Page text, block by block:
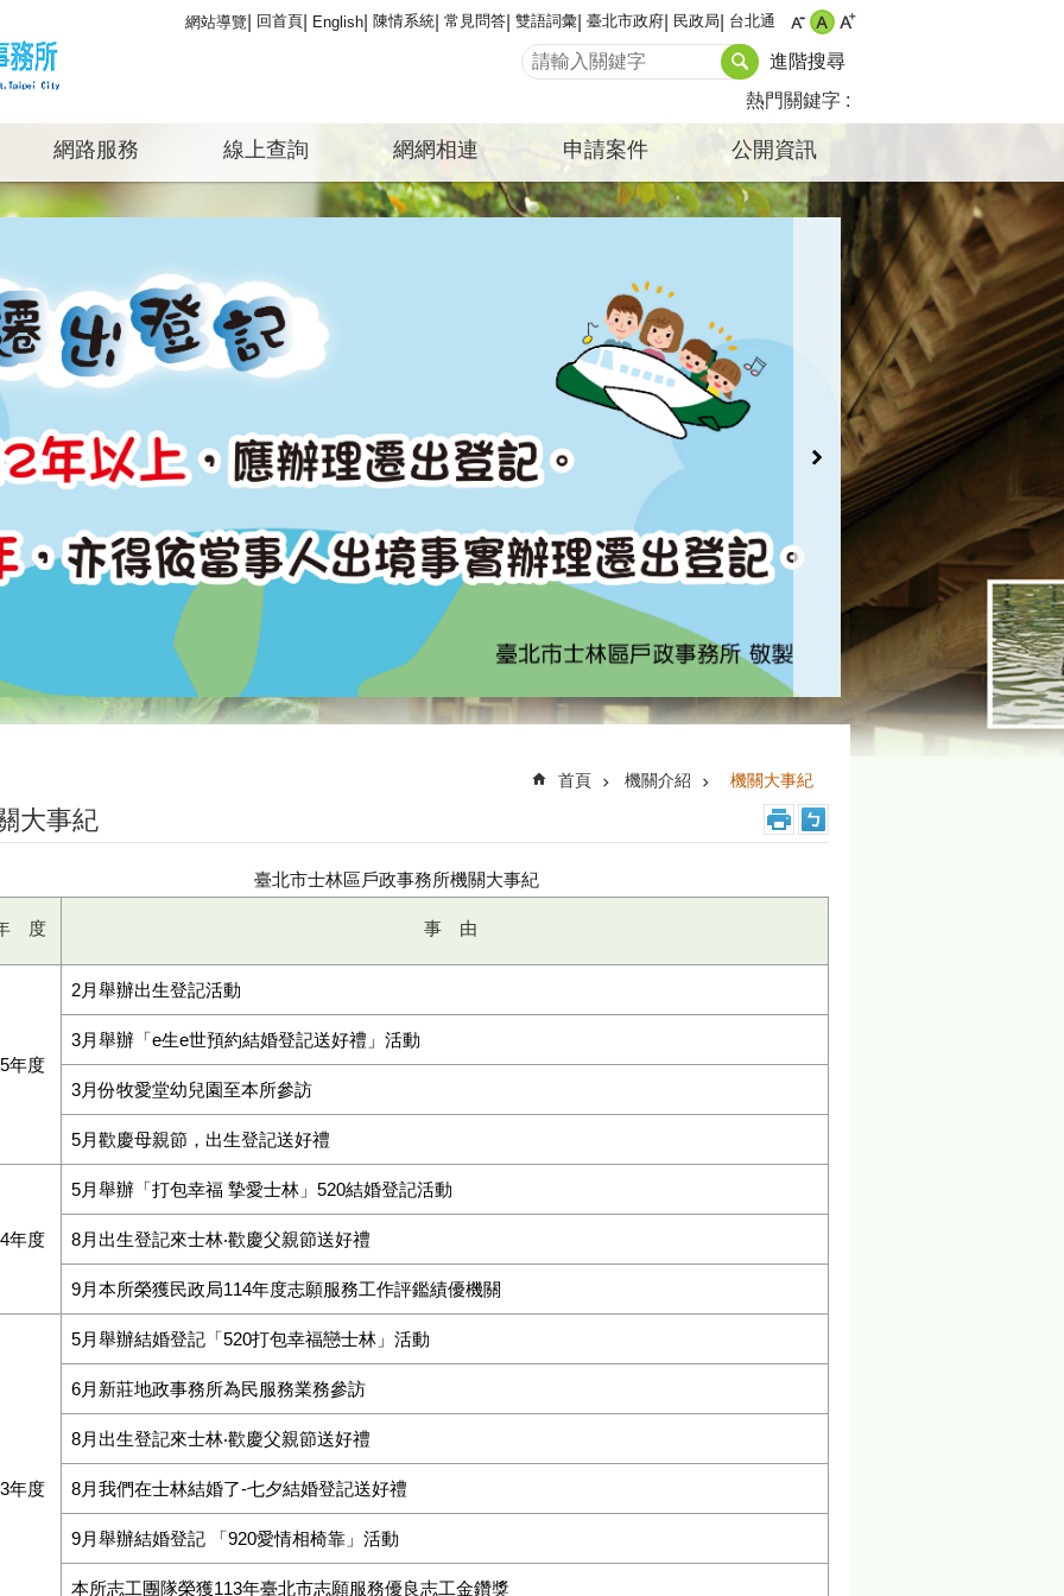
網站導覽 回首頁 English 陳情系統 常見問答 雙語詞彙 臺北市政府 民政局 台北通
進階搜尋
熱門關鍵字
網路服務 線上查詢 網網相連 申請案件 公開資訊
首頁 機關介紹 機關大事紀
大事紀
度 事 由
臺北市士林區戶政事務所機關大事紀
年度
2月舉辦出生登記活動
3月舉辦「e生e世預約結婚登記送好禮」活動
3月份牧愛堂幼兒園至本所參訪
5月歡慶母親節，出生登記送好禮
年度
5月舉辦「打包幸福 摯愛士林」520結婚登記活動
8月出生登記來士林‧歡慶父親節送好禮
9月本所榮獲民政局114年度志願服務工作評鑑績優機關
年度
5月舉辦結婚登記「520打包幸福戀士林」活動
6月新莊地政事務所為民服務業務參訪
8月出生登記來士林‧歡慶父親節送好禮
8月我們在士林結婚了-七夕結婚登記送好禮
9月舉辦結婚登記 「920愛情相椅靠」活動